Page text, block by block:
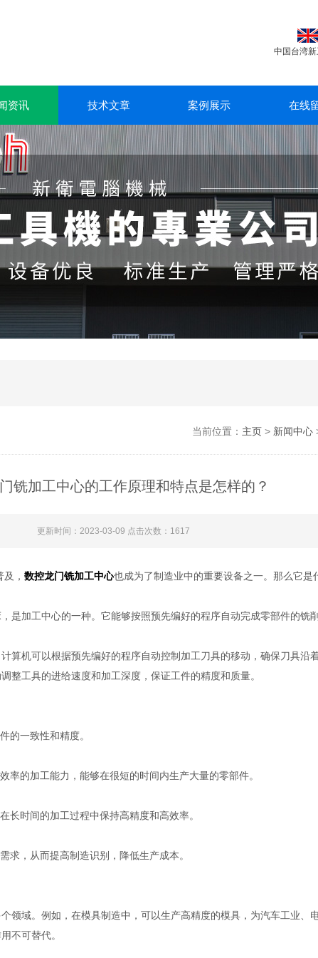
中国台湾新
资讯 技术文章 案例展示 在线
当前位置： 主页> 新闻中心
铣加工中心的工作原理和特点是怎样的？
更新时间：2023-03-09 点击次数：1617
及，数控龙门铣加工中心也成为了制造业中的重要设备之一。那么它
是加工中心的一种。它能够按照预先编好的程序自动完成零部件的铣
机可以根据预先编好的程序自动控制加工刀具的移动，确保刀具沿
整工具的进给速度和加工深度，保证工件的精度和质量。
一致性和精度。
的加工能力，能够在很短的时间内生产大量的零部件。
时间的加工过程中保持高精度和高效率。
，从而提高制造识别，降低生产成本。
域。例如，在模具制造中，可以生产高精度的模具，为汽车工业、
不可替代。